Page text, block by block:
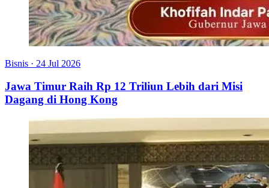
Bisnis · 24 Jul 2026
Jawa Timur Raih Rp 12 Triliun Lebih dari Misi
Dagang di Hong Kong